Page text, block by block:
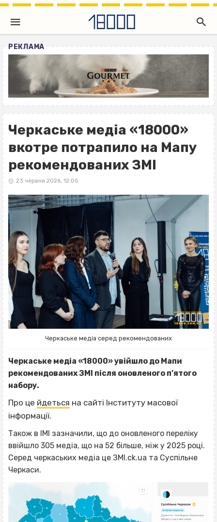
РЕКЛАМА
Черкаське медіа «18000»
вкотре потрапило на Мапу
рекомендованих ЗМІ
23 червня 2026, 12:05
Черкаське медіа серед рекомендованих
Черкаське медіа «18000» увійшло до Мапи
рекомендованих ЗМІ після оновленого п’ятого
набору.
Про це йдеться на сайті Інституту масової
інформації.
Також в ІМІ зазначили, що до оновленого переліку
ввійшло 305 медіа, що на 52 більше, ніж у 2025 році.
Серед черкаських медіа це ЗМІ.ck.ua та Суспільне
Черкаси.